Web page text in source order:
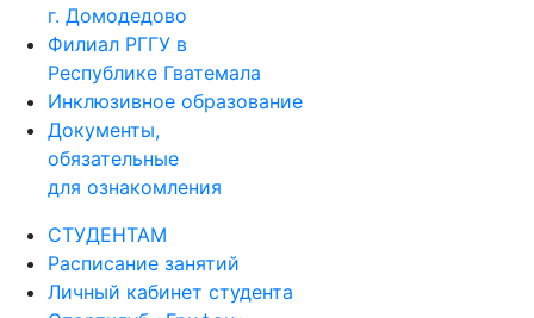
г. Домодедово
Филиал РГГУ в
Республике Гватемала
Инклюзивное образование
Документы,
обязательные
для ознакомления
СТУДЕНТАМ
Расписание занятий
Личный кабинет студента